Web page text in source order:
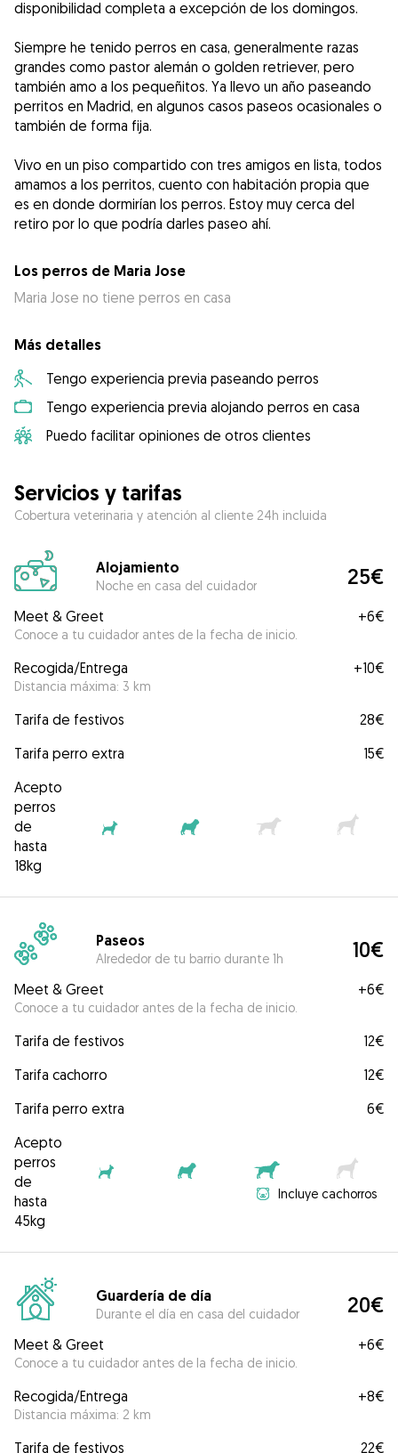
disponibilidad completa a excepción de los domingos.
Siempre he tenido perros en casa, generalmente razas
grandes como pastor alemán o golden retriever, pero
también amo a los pequeñitos. Ya llevo un año paseando
perritos en Madrid, en algunos casos paseos ocasionales o
también de forma fija.
Vivo en un piso compartido con tres amigos en lista, todos
amamos a los perritos, cuento con habitación propia que
es en donde dormirían los perros. Estoy muy cerca del
retiro por lo que podría darles paseo ahí.
Los perros de Maria Jose
Maria Jose no tiene perros en casa
Más detalles
Tengo experiencia previa paseando perros
Tengo experiencia previa alojando perros en casa
Puedo facilitar opiniones de otros clientes
Servicios y tarifas
Cobertura veterinaria y atención al cliente 24h incluida
Alojamiento
Noche en casa del cuidador 25€
Meet & Greet
Conoce a tu cuidador antes de la fecha de inicio.
+6€
Recogida/Entrega
Distancia máxima: 3 km
+10€
Tarifa de festivos
28€
Tarifa perro extra
15€
Acepto
perros
de
hasta
18kg
Paseos
Alrededor de tu barrio durante 1h 10€
Meet & Greet
Conoce a tu cuidador antes de la fecha de inicio.
+6€
Tarifa de festivos
12€
Tarifa cachorro
12€
Tarifa perro extra
6€
Acepto
perros
de
hasta
45kg
Incluye cachorros
Guardería de día
Durante el día en casa del cuidador 20€
Meet & Greet
Conoce a tu cuidador antes de la fecha de inicio.
+6€
Recogida/Entrega
Distancia máxima: 2 km
+8€
Tarifa de festivos 22€